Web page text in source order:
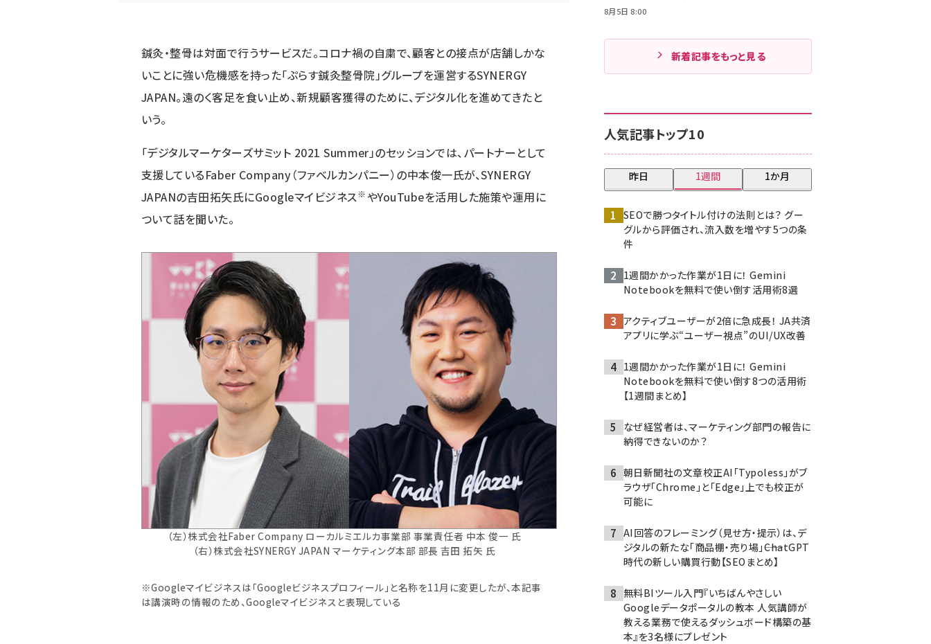
鍼灸・整骨は対面で行うサービスだ。コロナ禍の自粛で、顧客との接点が店舗しかな
いことに強い危機感を持った「ぷらす鍼灸整骨院 」グループを運営するSYNERGY
JAPAN。遠のく客足を食い止め、新規顧客獲得のために、デジタル化を進めてきたと
いう。
「デジタルマーケターズサミット 2021 Summer 」のセッションでは、パートナーとして
支援しているFaber Company（ファベルカンパニー） の中本俊一氏が、SYNERGY
JAPANの吉田拓矢氏にGoogleマイビジネス※やYouTubeを活用した施策や運用に
ついて話を聞いた。
（左）株式会社Faber Company ローカルミエルカ事業部 事業責任者 中本 俊一 氏
（右）株式会社SYNERGY JAPAN マーケティング本部 部長 吉田 拓矢 氏
※Googleマイビジネスは「Googleビジネスプロフィール」と名称を11月に変更したが、本記事
は講演時の情報のため、Googleマイビジネスと表現している
8月5日 8:00
新着記事をもっと見る
人気記事トップ10
昨日 1週間 1か月
SEOで勝つタイトル付けの法則とは？ グー
グルから評価され、流入数を増やす5つの条
件
1週間かかった作業が1日に！ Gemini
Notebookを無料で使い倒す活用術8選
アクティブユーザーが2倍に急成長！ JA共済
アプリに学ぶ“ユーザー視点”のUI/UX改善
1週間かかった作業が1日に！ Gemini
Notebookを無料で使い倒す8つの活用術
【1週間まとめ】
なぜ経営者は、マーケティング部門の報告に
納得できないのか？
朝日新聞社の文章校正AI「Typoless」がブ
ラウザ「Chrome」と「Edge」上でも校正が
可能に
AI回答のフレーミング（見せ方・提示）は、デ
ジタルの新たな「商品棚・売り場」――ChatGPT
時代の新しい購買行動【SEOまとめ】
無料BIツール入門『いちばんやさしい
Googleデータポータルの教本 人気講師が
教える業務で使えるダッシュボード構築の基
本』を3名様にプレゼント